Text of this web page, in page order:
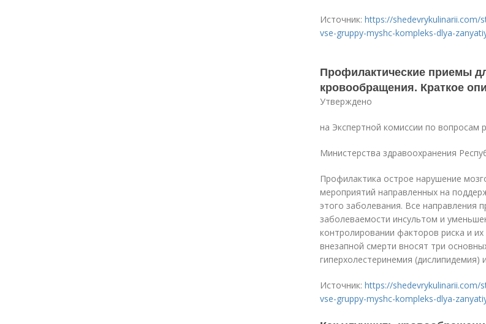
Источник: https://shedevrykulinarii.com/
vse-gruppy-myshc-kompleks-dlya-
Профилактические приемы
кровообращения. Краткое
Утверждено
на Экспертной комиссии по вопросам
Министерства здравоохранения
Профилактика острое нарушение
мероприятий направленных на
этого заболевания. Все
заболеваемости инсультом и
контролировании факторов риска и
внезапной смерти вносят три
гиперхолестеринемия (дислипидемия)
Источник: https://shedevrykulinarii.com/
vse-gruppy-myshc-kompleks-dlya-